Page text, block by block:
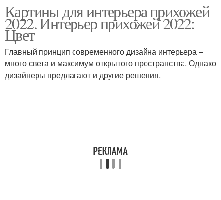
коридора
Мебели в прихожую
Прихожая в панельном
доме
Ремонт в прихожей
Картины для интерьера прихожей
2022. Интерьер прихожей 2022:
Цвет
Главный принцип современного дизайна интерьера –
много света и максимум открытого пространства. Однако
дизайнеры предлагают и другие решения.